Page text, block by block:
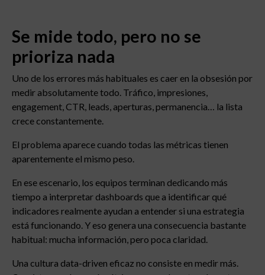
Se mide todo, pero no se
prioriza nada
Uno de los errores más habituales es caer en la obsesión por
medir absolutamente todo. Tráfico, impresiones,
engagement, CTR, leads, aperturas, permanencia… la lista
crece constantemente.
El problema aparece cuando todas las métricas tienen
aparentemente el mismo peso.
En ese escenario, los equipos terminan dedicando más
tiempo a interpretar dashboards que a identificar qué
indicadores realmente ayudan a entender si una estrategia
está funcionando. Y eso genera una consecuencia bastante
habitual: mucha información, pero poca claridad.
Una cultura data-driven eficaz no consiste en medir más.